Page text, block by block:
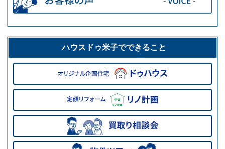
ハウスドゥ米子でできること